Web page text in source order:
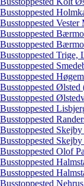
Ølsted
Olof